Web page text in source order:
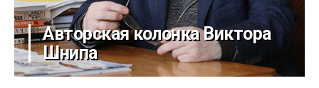
Авторская колонка Виктора
Шнипа